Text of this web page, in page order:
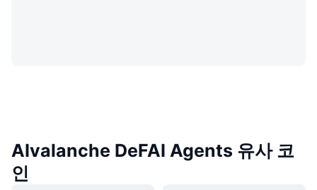
AIvalanche DeFAI Agents 유사 코
인